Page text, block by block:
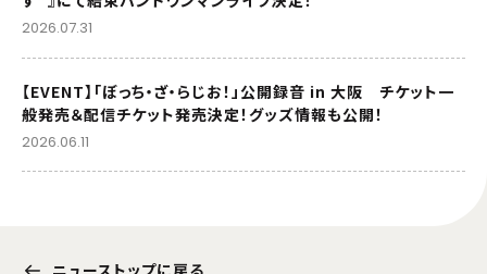
2026.07.31
【EVENT】「ぼっち・ざ・らじお！」公開録音 in 大阪 チケット一
般発売＆配信チケット発売決定！グッズ情報も公開！
2026.06.11